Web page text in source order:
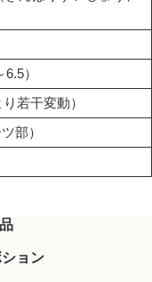
）
若干変動）
部）
ョン